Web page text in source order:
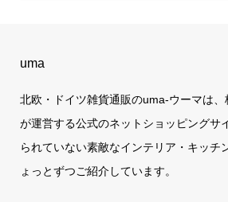
uma
北欧・ドイツ雑貨通販のuma-ウーマは、
が運営する公式のネットショッピングサ
られていない素敵なインテリア・キッチ
ょっとずつご紹介しています。